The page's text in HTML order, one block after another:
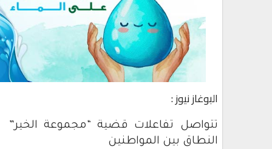
البوغاز نيوز :
تتواصل تفاعلات قضية “مجموعة
النطاق بين المواطنين